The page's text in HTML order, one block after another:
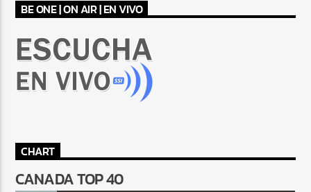
BE ONE | ON AIR | EN VIVO
CHART
CANADA TOP 40